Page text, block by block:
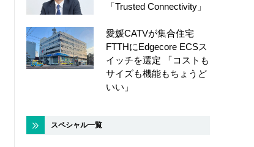
「Trusted Connectivity」
愛媛CATVが集合住宅
FTTHにEdgecore ECSス
イッチを選定 「コストも
サイズも機能もちょうど
いい」
スペシャル一覧